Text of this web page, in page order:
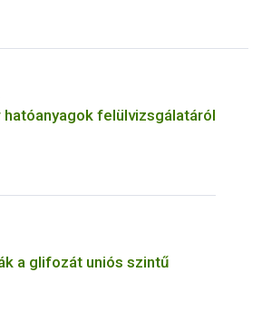
hatóanyagok felülvizsgálatáról
a glifozát uniós szintű